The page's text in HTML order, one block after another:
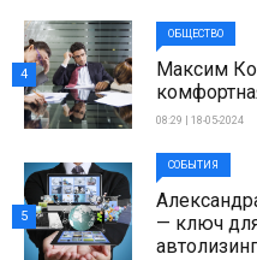
ОБЩЕСТВО
Максим
08:29 | 18-05-2024
4
СОБЫТИЯ
— ключ
5